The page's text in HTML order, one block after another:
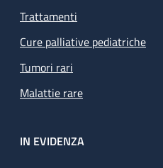
Trattamenti
Cure palliative pediatriche
Tumori rari
Malattie rare
IN EVIDENZA